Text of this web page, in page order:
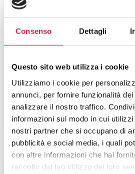
Consenso Dettagli
Questo sito web utilizza i cookie
Utilizziamo i cookie per
annunci, per fornire funzionalità
analizzare il nostro traffico.
informazioni sul modo in cui
nostri partner che si occupano di
pubblicità e social media, i quali
con altre informazioni che hai
raccolto dal tuo utilizzo dei loro
Veneto
AULSS 2 Marca
Ospedale S. Giacomo
Castelfranco Veneto
Via dei Carpani, 16/Z
Veneto- Treviso